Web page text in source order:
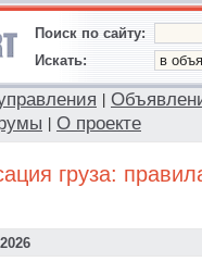
Поиск по сайту:
Искать:
О проекте
груза: